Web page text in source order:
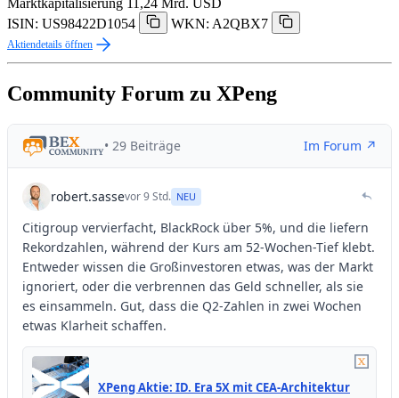
ISIN: US98422D1054
WKN: A2QBX7
Aktiendetails öffnen
Community Forum zu XPeng